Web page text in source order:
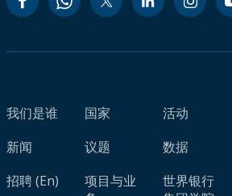
我们是谁
新闻
招聘 (En)
国家
议题
项目与业
活动
数据
世界银行